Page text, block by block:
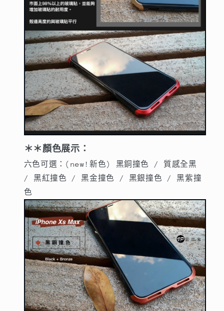
＊＊顏色展示：
六色可選：(new!新色) 黑銅撞色 / 質感全黑
/ 黑紅撞色 / 黑金撞色 / 黑銀撞色 / 黑紫撞
色